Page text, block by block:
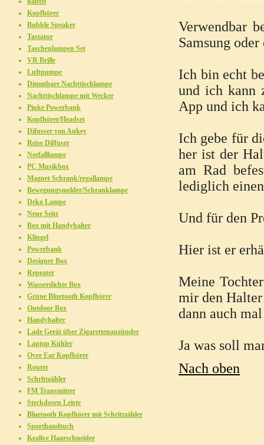
Verwendbar
Samsung
Ich bin echt
und ich kann
App und ich
Ich gebe für
her ist der
am Rad
lediglich
Und für den
Hier ist er
Meine
mir den
dann auch
Ja was soll
Nach oben
Kopfhörer
Bubble Speaker
Tastatur
Taschenlampen Set
VR Brille
Luftpumpe
Dimmbare Nachttischlampe
Nachttischlampe mit Wecker
Pinke Powerbank
Kopfhörer/Headset
Difusser von Aukey
Reise Diffuser
Notfalllampe
PC Musikbox
Magnet Schrank/regallampe
Bewegungsmelder/Schranklampe
Deko Lampe
Neue Seite
Box mit Handyhalter
Klingel
Powerbank
Designer Box
Repeater
Wasserdichte Box
Grüne Bluetooth Kopfhörer
Outdoor Box
Handyhalter
Lade Gerät über Zigarettenanzünder
Laptop Kühler
Over Ear Kopfhörer
Router
Schrittzähler
FM Transmitter
Steckdosen Leiste
Bluetooth Kopfhörer mit Schrittzähler
Sporthandtuch
Kealive Haarschneider